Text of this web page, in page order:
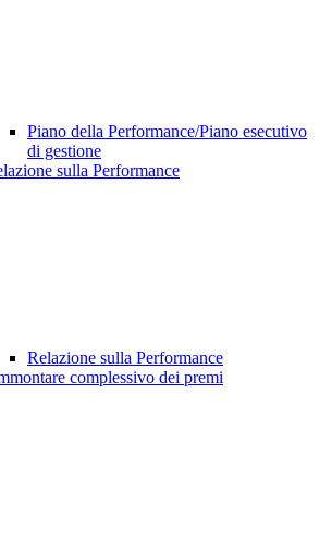
Piano della Performance/Piano esecutivo
di gestione
sulla Performance
Relazione sulla Performance
complessivo dei premi